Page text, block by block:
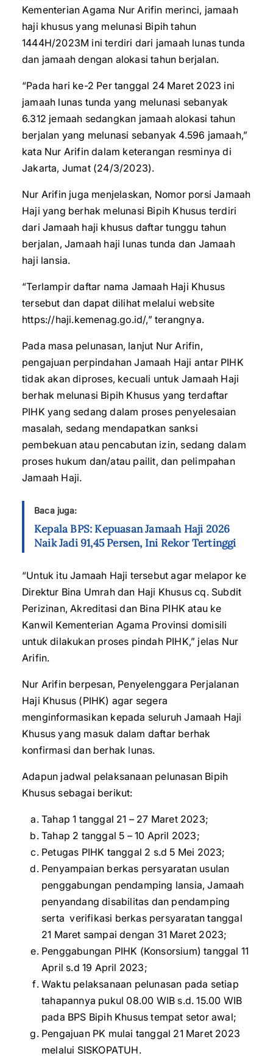
Kementerian Agama Nur Arifin merinci, jamaah
haji khusus yang melunasi Bipih tahun
1444H/2023M ini terdiri dari jamaah lunas tunda
dan jamaah dengan alokasi tahun berjalan.
“Pada hari ke-2 Per tanggal 24 Maret 2023 ini
jamaah lunas tunda yang melunasi sebanyak
6.312 jemaah sedangkan jamaah alokasi tahun
berjalan yang melunasi sebanyak 4.596 jamaah,”
kata Nur Arifin dalam keterangan resminya di
Jakarta, Jumat (24/3/2023).
Nur Arifin juga menjelaskan, Nomor porsi Jamaah
Haji yang berhak melunasi Bipih Khusus terdiri
dari Jamaah haji khusus daftar tunggu tahun
berjalan, Jamaah haji lunas tunda dan Jamaah
haji lansia.
“Terlampir daftar nama Jamaah Haji Khusus
tersebut dan dapat dilihat melalui website
https://haji.kemenag.go.id/,” terangnya.
Pada masa pelunasan, lanjut Nur Arifin,
pengajuan perpindahan Jamaah Haji antar PIHK
tidak akan diproses, kecuali untuk Jamaah Haji
berhak melunasi Bipih Khusus yang terdaftar
PIHK yang sedang dalam proses penyelesaian
masalah, sedang mendapatkan sanksi
pembekuan atau pencabutan izin, sedang dalam
proses hukum dan/atau pailit, dan pelimpahan
Jamaah Haji.
Baca juga:
Kepala BPS: Kepuasan Jamaah Haji 2026
Naik Jadi 91,45 Persen, Ini Rekor Tertinggi
“Untuk itu Jamaah Haji tersebut agar melapor ke
Direktur Bina Umrah dan Haji Khusus cq. Subdit
Perizinan, Akreditasi dan Bina PIHK atau ke
Kanwil Kementerian Agama Provinsi domisili
untuk dilakukan proses pindah PIHK,” jelas Nur
Arifin.
Nur Arifin berpesan, Penyelenggara Perjalanan
Haji Khusus (PIHK) agar segera
menginformasikan kepada seluruh Jamaah Haji
Khusus yang masuk dalam daftar berhak
konfirmasi dan berhak lunas.
Adapun jadwal pelaksanaan pelunasan Bipih
Khusus sebagai berikut:
Tahap 1 tanggal 21 – 27 Maret 2023;
Tahap 2 tanggal 5 – 10 April 2023;
Petugas PIHK tanggal 2 s.d 5 Mei 2023;
Penyampaian berkas persyaratan usulan
penggabungan pendamping lansia, Jamaah
penyandang disabilitas dan pendamping
serta verifikasi berkas persyaratan tanggal
21 Maret sampai dengan 31 Maret 2023;
Penggabungan PIHK (Konsorsium) tanggal 11
April s.d 19 April 2023;
Waktu pelaksanaan pelunasan pada setiap
tahapannya pukul 08.00 WIB s.d. 15.00 WIB
pada BPS Bipih Khusus tempat setor awal;
Pengajuan PK mulai tanggal 21 Maret 2023
melalui SISKOPATUH.